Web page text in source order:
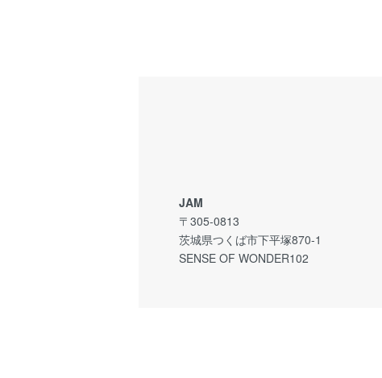
JAM
〒305-0813
茨城県つくば市下平塚870-1
SENSE OF WONDER102